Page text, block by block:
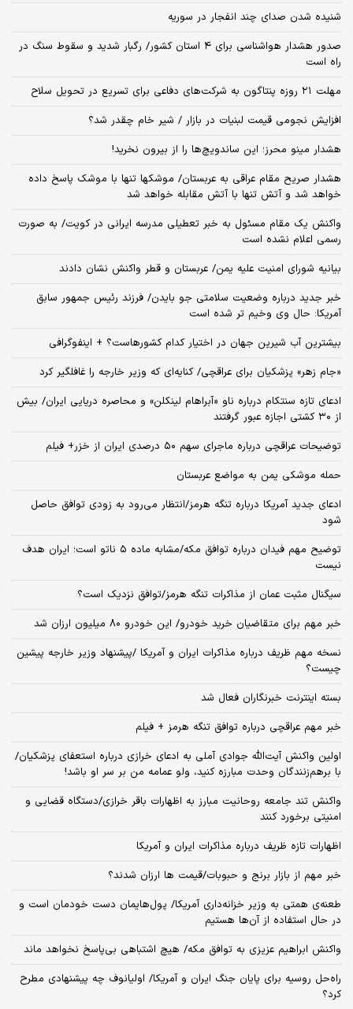
شنیده شدن صدای چند انفجار در سوریه
صدور هشدار هواشناسی برای ۴ استان کشور/ رگبار شدید و سقوط سنگ در
راه است
مهلت ۲۱ روزه پنتاگون به شرکت‌های دفاعی برای تسریع در تحویل سلاح
افزایش نجومی قیمت لبنیات در بازار / شیر خام چقدر شد؟
هشدار مینو محرز؛ این ساندویچ‌ها را از بیرون نخرید!
هشدار صریح مقام عراقی به عربستان/ موشکها تنها با موشک پاسخ داده
خواهد شد و آتش تنها با آتش مقابله خواهد شد
واکنش یک مقام مسئول به خبر تعطیلی مدرسه ایرانی در کویت/ به صورت
رسمی اعلام نشده است
بیانیه شورای امنیت علیه یمن/ عربستان و قطر واکنش نشان دادند
خبر جدید درباره وضعیت سلامتی جو بایدن/ فرزند رئیس جمهور سابق
آمریکا: حال وی وخیم تر شده است
بیشترین آب شیرین جهان در اختیار کدام کشورهاست؟ + اینفوگرافی
«جام زهر» پزشکیان برای عراقچی/ کنایه‌ای که وزیر خارجه را غافلگیر کرد
ادعای تازه سنتکام درباره ناو «آبراهام لینکلن» و محاصره دریایی ایران/ بیش
از ۳۰ کشتی اجازه عبور گرفتند
توضیحات عراقچی درباره ماجرای سهم ۵۰ درصدی ایران از خزر+ فیلم
حمله موشکی یمن به مواضع عربستان
ادعای جدید آمریکا درباره تنگه هرمز/انتظار می‌رود به زودی توافق حاصل
شود
توضیح مهم فیدان درباره توافق مکه/مشابه ماده ۵ ناتو است؛ ایران هدف
نیست
سیگنال‌ مثبت عمان از مذاکرات تنگه هرمز/توافق نزدیک است؟
خبر مهم برای متقاضیان خرید خودرو/ این خودرو ۸۰ میلیون ارزان شد
نسخه‌ مهم ظریف درباره مذاکرات ایران و آمریکا /پیشنهاد وزیر خارجه پیشین
چیست؟
بسته اینترنت خبرنگاران فعال شد
خبر مهم عراقچی درباره توافق تنگه هرمز + فیلم
اولین واکنش آیت‌الله جوادی آملی به ادعای خرازی درباره استعفای پزشکیان/
با برهم‌زنندگان وحدت مبارزه کنید، ولو عمامه من بر سر او باشد!
واکنش تند جامعه روحانیت مبارز به اظهارات باقر خرازی/دستگاه قضایی و
امنیتی برخورد کنند
اظهارات تازه ظریف درباره مذاکرات ایران و آمریکا
خبر مهم از بازار برنج و حبوبات/قیمت ها ارزان شدند؟
طعنه‌ی‌ همتی به وزیر خزانه‌داری آمریکا/ پول‌هایمان دست خودمان است و
در حال استفاده از آن‌ها هستیم
واکنش ابراهیم عزیزی به توافق مکه/ هیچ اشتباهی بی‌پاسخ نخواهد ماند
راه‌حل روسیه برای پایان جنگ ایران و آمریکا/ اولیانوف چه پیشنهادی مطرح
کرد؟